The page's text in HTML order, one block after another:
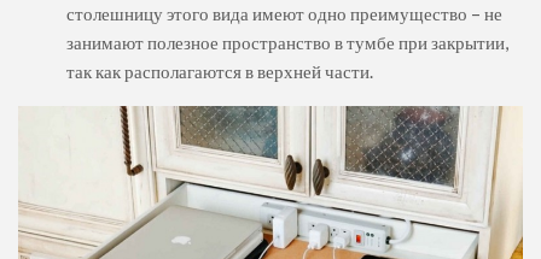
столешницу этого вида имеют одно преимущество – не
занимают полезное пространство в тумбе при закрытии,
так как располагаются в верхней части.